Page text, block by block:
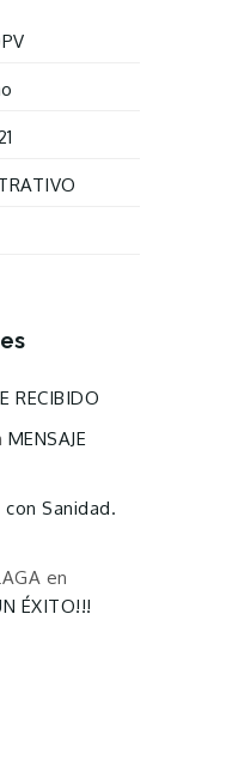
RECIBIDO
MENSAJE
con Sanidad.
en
ÉXITO!!!